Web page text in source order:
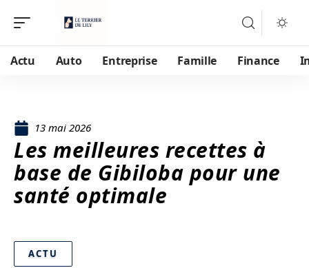
Actu Auto Entreprise Famille Finance
13 mai 2026
Les meilleures recettes à
base de Gibiloba pour une
santé optimale
ACTU